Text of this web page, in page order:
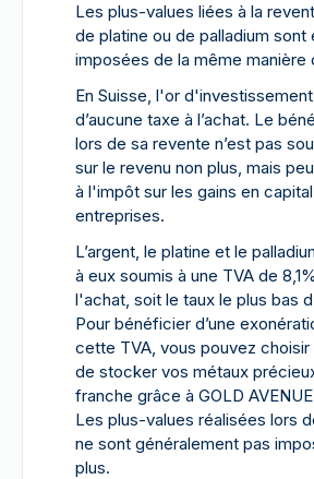
Les plus-values liées à la
de platine ou de palladium sont
imposées de la même manière
En Suisse, l'or
d’aucune taxe à l’achat. Le
lors de sa revente n’est pas
sur le revenu non plus, mais
à l'impôt sur les gains en
entreprises.
L’argent, le platine et le
à eux soumis à une TVA de
l'achat, soit le taux le plus bas
Pour bénéficier d’une
cette TVA, vous pouvez choisir
de stocker vos métaux
franche grâce à GOLD
Les plus-values réalisées lors
ne sont généralement pas
plus.